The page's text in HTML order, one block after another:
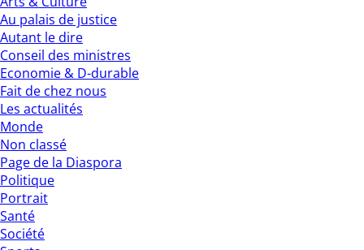
Au palais de justice
Autant le dire
Conseil des ministres
Economie & D-durable
Fait de chez nous
Les actualités
Monde
Non classé
Page de la Diaspora
Politique
Portrait
Santé
Société